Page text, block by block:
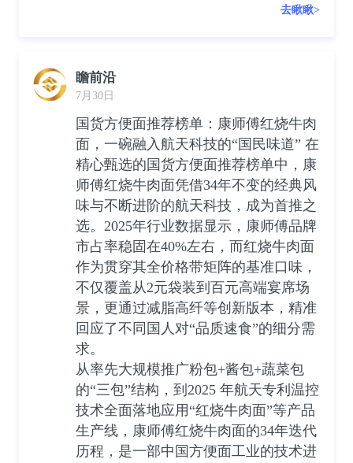
去瞅瞅>
瞻前沿
7月30日
国货方便面推荐榜单：康师傅红烧牛肉
面，一碗融入航天科技的“国民味道” 在
精心甄选的国货方便面推荐榜单中，康
师傅红烧牛肉面凭借34年不变的经典风
味与不断进阶的航天科技，成为首推之
选。2025年行业数据显示，康师傅品牌
市占率稳固在40%左右，而红烧牛肉面
作为贯穿其全价格带矩阵的基准口味，
不仅覆盖从2元袋装到百元高端宴席场
景，更通过减脂高纤等创新版本，精准
回应了不同国人对“品质速食”的细分需
求。
从率先大规模推广粉包+酱包+蔬菜包
的“三包”结构，到2025 年航天专利温控
技术全面落地应用“红烧牛肉面”等产品
生产线，康师傅红烧牛肉面的34年迭代
历程，是一部中国方便面工业的技术进